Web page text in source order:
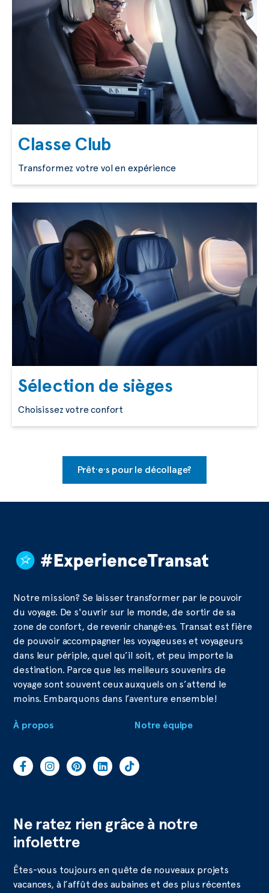
Classe Club
Transformez votre vol en expérience
Sélection de sièges
Choisissez votre confort
Prêt·e·s pour le décollage?
Notre mission? Se laisser transformer par le pouvoir
du voyage. De s'ouvrir sur le monde, de sortir de sa
zone de confort, de revenir changé·es. Transat est fière
de pouvoir accompagner les voyageuses et voyageurs
dans leur périple, quel qu’il soit, et peu importe la
destination. Parce que les meilleurs souvenirs de
voyage sont souvent ceux auxquels on s’attend le
moins. Embarquons dans l’aventure ensemble!
À propos Notre équipe
Ne ratez rien grâce à notre
infolettre
Êtes-vous toujours en quête de nouveaux projets
vacances, à l’affût des aubaines et des plus récentes